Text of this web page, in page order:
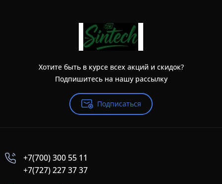
Хотите быть в курсе всех акций и скидок?
Подпишитесь на нашу рассылку
Подписаться
+7(700) 300 55 11
+7(727) 227 37 37